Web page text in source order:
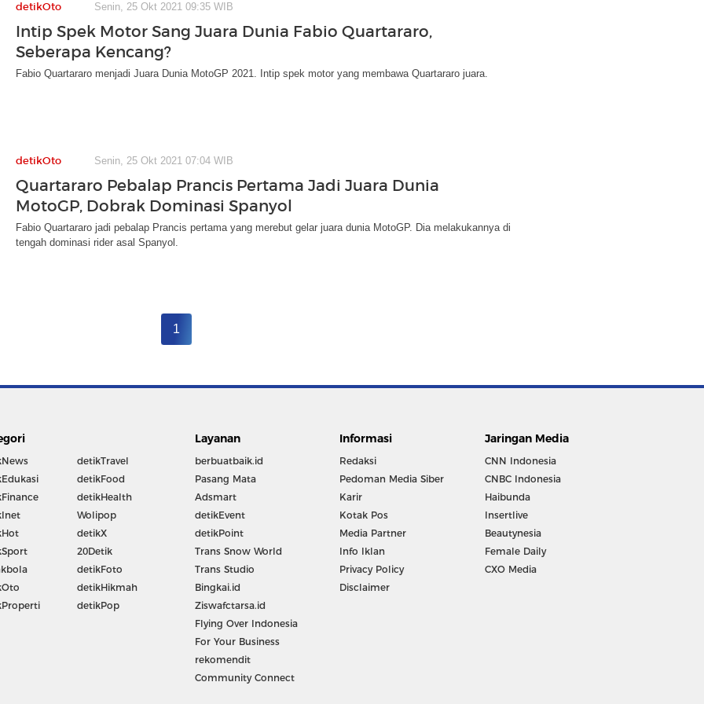
detikOto Senin, 25 Okt 2021 09:35 WIB
Intip Spek Motor Sang Juara Dunia Fabio Quartararo,
Seberapa Kencang?
Fabio Quartararo menjadi Juara Dunia MotoGP 2021. Intip spek motor yang membawa Quartararo juara.
detikOto Senin, 25 Okt 2021 07:04 WIB
Quartararo Pebalap Prancis Pertama Jadi Juara Dunia
MotoGP, Dobrak Dominasi Spanyol
Fabio Quartararo jadi pebalap Prancis pertama yang merebut gelar juara dunia MotoGP. Dia melakukannya di
tengah dominasi rider asal Spanyol.
1
detikTravel
detikFood
detikHealth
Wolipop
detikX
20Detik
detikFoto
detikHikmah
detikPop
Layanan
berbuatbaik.id
Pasang Mata
Adsmart
detikEvent
detikPoint
Trans Snow World
Trans Studio
Bingkai.id
Ziswafctarsa.id
Flying Over Indonesia
For Your Business
rekomendit
Community Connect
Informasi
Redaksi
Pedoman Media Siber
Karir
Kotak Pos
Media Partner
Info Iklan
Privacy Policy
Disclaimer
Jaringan Media
CNN Indonesia
CNBC Indonesia
Haibunda
Insertlive
Beautynesia
Female Daily
CXO Media